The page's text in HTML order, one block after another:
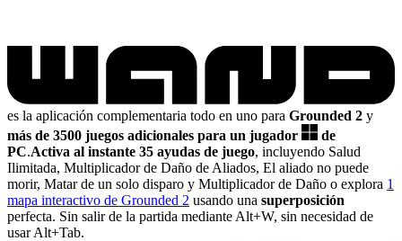
es la aplicación complementaria todo en uno para Grounded 2 y
más de 3500 juegos adicionales para un jugador
de
PC.Activa al instante 35 ayudas de juego, incluyendo Salud
Ilimitada, Multiplicador de Daño de Aliados, El aliado no puede
morir, Matar de un solo disparo y Multiplicador de Daño o explora 1
mapa interactivo de Grounded 2 usando una superposición
perfecta. Sin salir de la partida mediante Alt+W, sin necesidad de
usar Alt+Tab.